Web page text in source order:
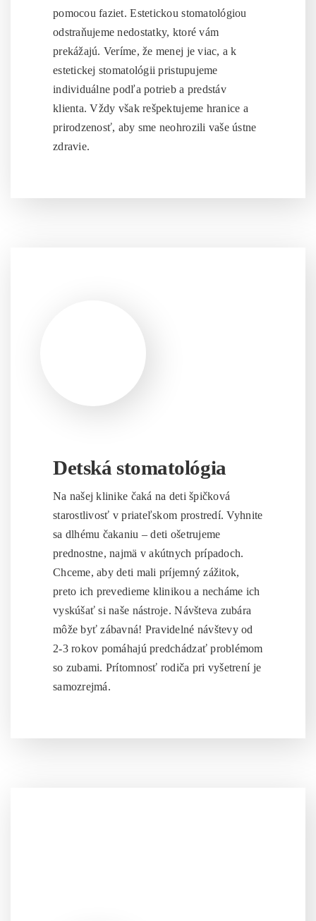
pomocou faziet. Estetickou stomatológiou
odstraňujeme nedostatky, ktoré vám
prekážajú. Veríme, že menej je viac, a k
estetickej stomatológii pristupujeme
individuálne podľa potrieb a predstáv
klienta. Vždy však rešpektujeme hranice a
prirodzenosť, aby sme neohrozili vaše ústne
zdravie.
Detská stomatológia
Na našej klinike čaká na deti špičková
starostlivosť v priateľskom prostredí. Vyhnite
sa dlhému čakaniu – deti ošetrujeme
prednostne, najmä v akútnych prípadoch.
Chceme, aby deti mali príjemný zážitok,
preto ich prevedieme klinikou a necháme ich
vyskúšať si naše nástroje. Návšteva zubára
môže byť zábavná! Pravidelné návštevy od
2-3 rokov pomáhajú predchádzať problémom
so zubami. Prítomnosť rodiča pri vyšetrení je
samozrejmá.